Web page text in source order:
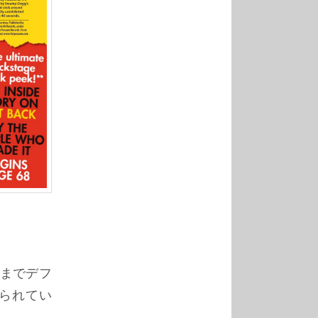
でデフ
れてい